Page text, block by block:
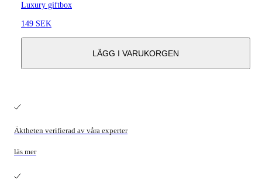
Luxury giftbox
149 SEK
LÄGG I VARUKORGEN
Äktheten verifierad av våra experter
läs mer